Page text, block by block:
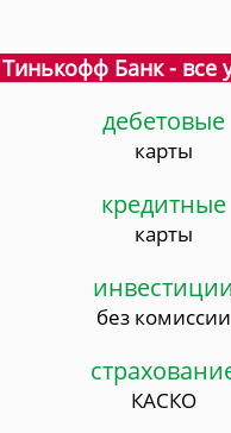
Тинькофф Банк - все
дебетовые
карты
кредитные
карты
инвестиции
без комиссии
КАСКО